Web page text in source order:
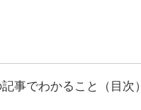
事でわかること（目次）